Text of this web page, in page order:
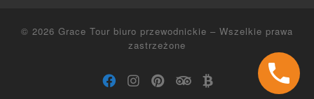
© 2026 Grace Tour biuro przewodnickie – Wszelkie prawa
zastrzeżone